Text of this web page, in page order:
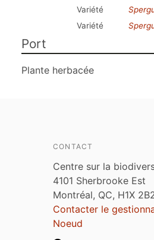
Variété
Variété
Port
Plante herbacée
CONTACT
Centre sur la
4101 Sherbrooke Est
Montréal, QC, H1X
Contacter le
Noeud